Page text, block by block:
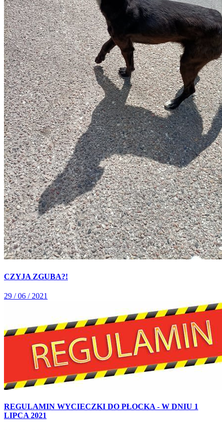
CZYJA ZGUBA?!
29 / 06 / 2021
REGULAMIN WYCIECZKI DO PŁOCKA - W DNIU 1
LIPCA 2021